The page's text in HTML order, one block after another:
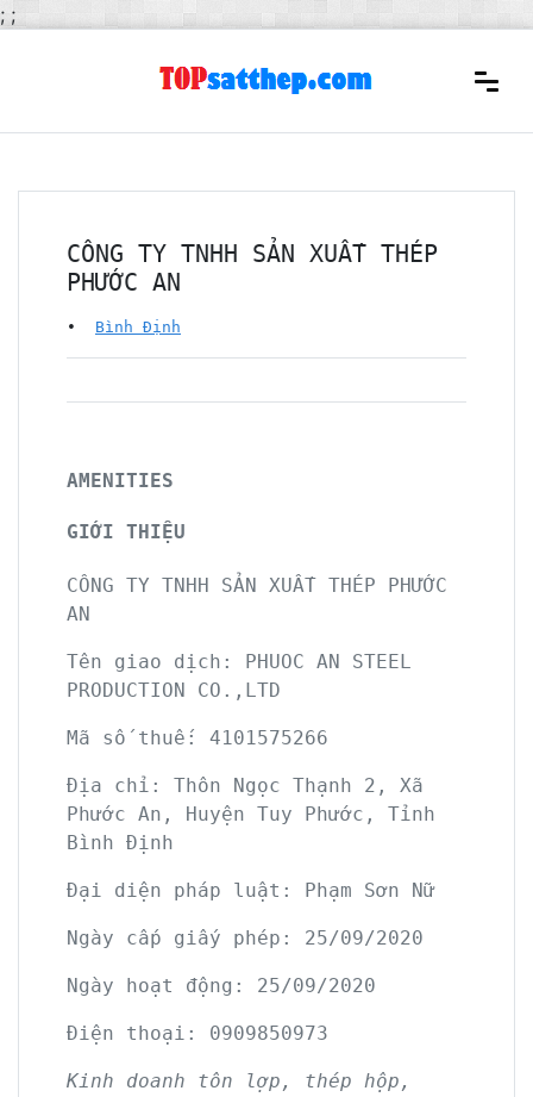
; ;
CÔNG TY TNHH SẢN XUẤT THÉP
PHƯỚC AN
• Bình Định
AMENITIES
GIỚI THIỆU
CÔNG TY TNHH SẢN XUẤT THÉP PHƯỚC
AN
Tên giao dịch: PHUOC AN STEEL
PRODUCTION CO.,LTD
Mã số thuế: 4101575266
Địa chỉ: Thôn Ngọc Thạnh 2, Xã
Phước An, Huyện Tuy Phước, Tỉnh
Bình Định
Đại diện pháp luật: Phạm Sơn Nữ
Ngày cấp giấy phép: 25/09/2020
Ngày hoạt động: 25/09/2020
Điện thoại: 0909850973
Kinh doanh tôn lợp, thép hộp,